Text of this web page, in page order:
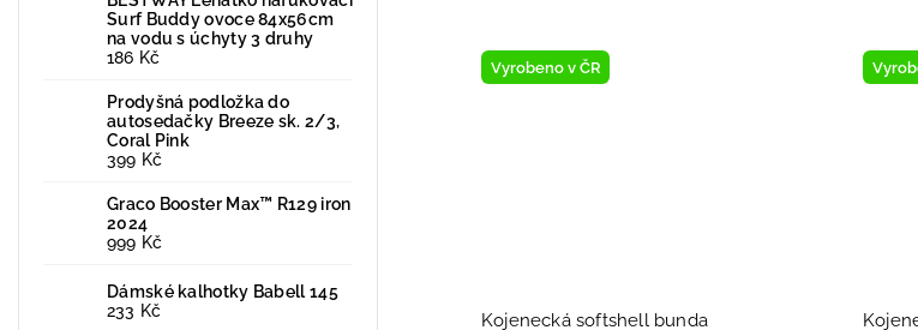
Surf Buddy ovoce 84x56cm
na vodu s úchyty 3 druhy
186 Kč
Prodyšná podložka do
autosedačky Breeze sk. 2/3,
Coral Pink
399 Kč
Graco Booster Max™ R129 iron
2024
999 Kč
Dámské kalhotky Babell 145
233 Kč
Novinka
Vyrobeno v ČR
Kojenecká softshell bunda
Vyrobeno v ČR
Kojenecká softshell bunda